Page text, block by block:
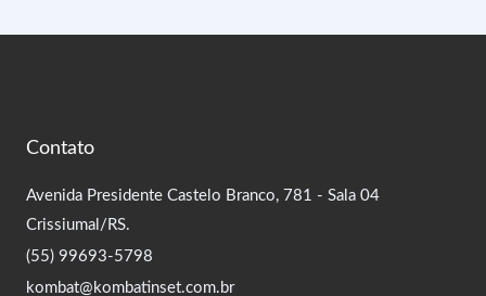
Contato
Avenida Presidente Castelo Branco, 781 - Sala 04
Crissiumal/RS.
(55) 99693-5798
kombat@kombatinset.com.br